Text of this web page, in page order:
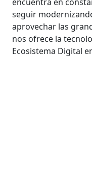
seguir
aprovechar las
nos ofrece la
Ecosistema Digital